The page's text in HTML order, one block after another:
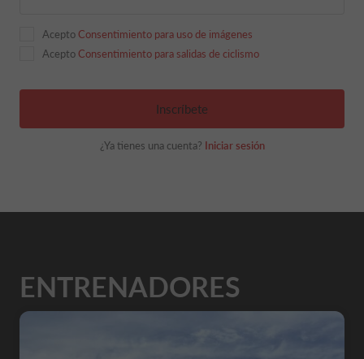
Acepto Consentimiento para uso de imágenes
Acepto Consentimiento para salidas de ciclismo
Inscríbete
¿Ya tienes una cuenta? Iniciar sesión
ENTRENADORES